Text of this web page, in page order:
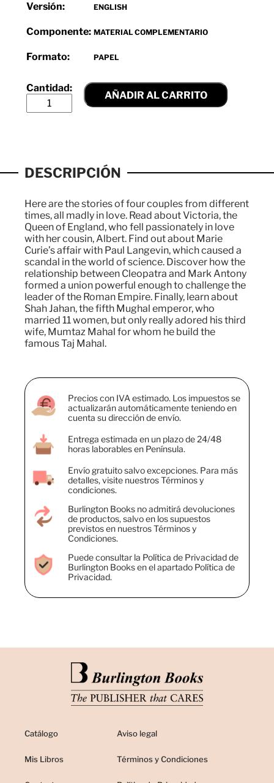
Versión: ENGLISH
Componente: MATERIAL COMPLEMENTARIO
Formato: PAPEL
AÑADIR AL CARRITO
DESCRIPCIÓN
Here are the stories of four couples from different
times, all madly in love. Read about Victoria, the
Queen of England, who fell passionately in love
with her cousin, Albert. Find out about Marie
Curie’s affair with Paul Langevin, which caused a
scandal in the world of science. Discover how the
relationship between Cleopatra and Mark Antony
formed a union powerful enough to challenge the
leader of the Roman Empire. Finally, learn about
Shah Jahan, the fifth Mughal emperor, who
married 11 women, but only really adored his third
wife, Mumtaz Mahal for whom he build the
famous Taj Mahal.
Precios con IVA estimado. Los impuestos se
actualizarán automáticamente teniendo en
cuenta su dirección de envío.
Entrega estimada en un plazo de 24/48
horas laborables en Península.
Envío gratuito salvo excepciones. Para más
detalles, visite nuestros Términos y
condiciones.
Burlington Books no admitirá devoluciones
de productos, salvo en los supuestos
previstos en nuestros Términos y
Condiciones.
Puede consultar la Política de Privacidad de
Burlington Books en el apartado Política de
Privacidad.
Catálogo
Mis Libros
Aviso legal
Términos y Condiciones